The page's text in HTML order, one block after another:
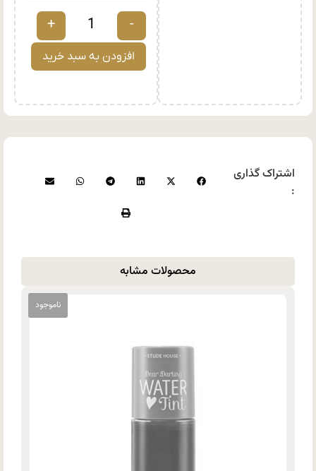
-
+
افزودن به سبد خرید
اشتراک گذاری
:
محصولات مشابه